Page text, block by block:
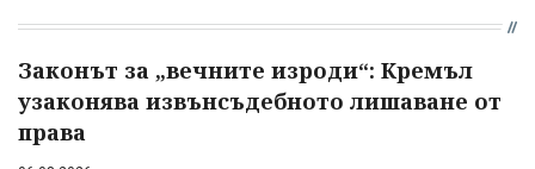
Законът за „вечните изроди“: Кремъл
узаконява извънсъдебното лишаване от
права